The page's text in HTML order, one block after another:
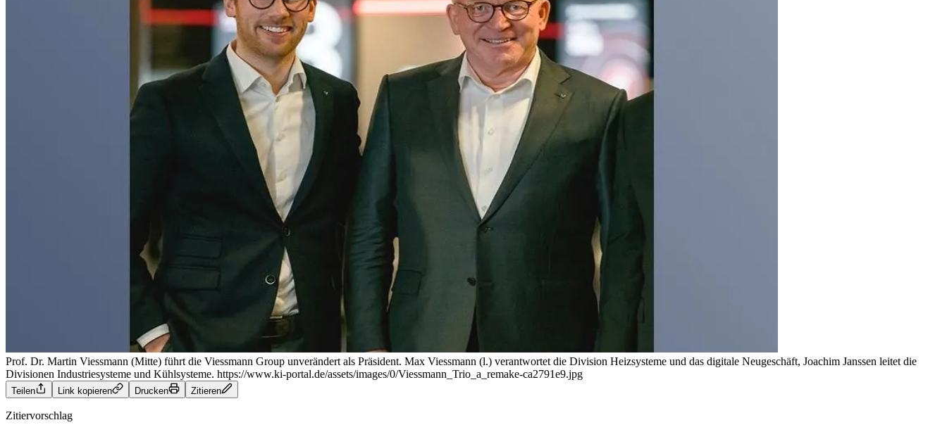
Prof. Dr. Martin Viessmann (Mitte) führt die Viessmann Group unverändert als Präsident. Max Viessmann (l.) verantwortet die Division Heizsysteme und das digitale Neugeschäft, Joachim Janssen leitet die
Divisionen Industriesysteme und Kühlsysteme. https://www.ki-portal.de/assets/images/0/Viessmann_Trio_a_remake-ca2791e9.jpg
Teilen Link kopieren Drucken Zitieren
Zitiervorschlag